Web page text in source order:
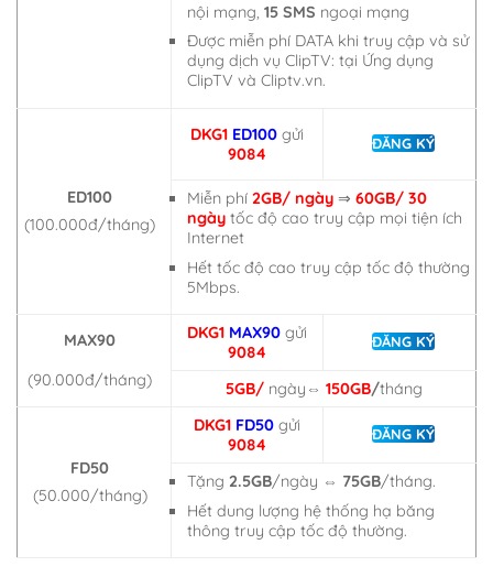
nội mạng, 15 SMS ngoại mạng
Được miễn phí DATA khi truy cập và sử
dụng dịch vụ ClipTV: tại Ứng dụng
ClipTV và Cliptv.vn.
ED100
(100.000đ/tháng)
DKG1 ED100 gửi
9084
ĐĂNG KÝ
Miễn phí2GB/ ngày ⇒ 60GB/ 30
ngày tốc độ cao truy cập mọi tiện ích
Internet
Hết tốc độ cao truy cập tốc độ thường
5Mbps.
MAX90
(90.000đ/tháng)
DKG1 MAX90 gửi
9084
ĐĂNG KÝ
5GB/ ngày ⇔ 150GB/tháng
FD50
(50.000/tháng)
DKG1 FD50 gửi
9084
ĐĂNG KÝ
Tặng 2.5GB/ngày ⇔ 75GB/tháng.
Hết dung lượng hệ thống hạ băng
thông truy cập tốc độ thường.